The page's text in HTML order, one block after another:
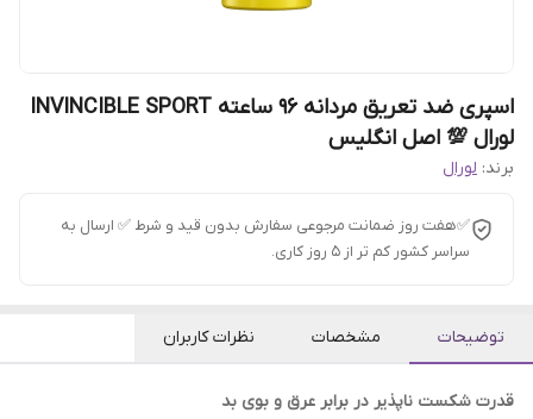
اسپری ضد تعریق مردانه 96 ساعته INVINCIBLE SPORT
لورال 💯 اصل انگلیس
برند: لورال
✅هفت روز ضمانت مرجوعی سفارش بدون قید و شرط ✅ ارسال به
سراسر کشور کم تر از 5 روز کاری.
توضیحات مشخصات نظرات کاربران
قدرت شکست ناپذیر در برابر عرق و بوی بد